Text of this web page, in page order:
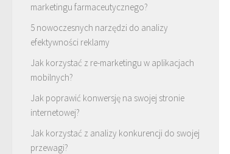
marketingu farmaceutycznego?
5 nowoczesnych narzędzi do analizy
efektywności reklamy
Jak korzystać z re-marketingu w aplikacjach
mobilnych?
Jak poprawić konwersję na swojej stronie
internetowej?
Jak korzystać z analizy konkurencji do swojej
przewagi?